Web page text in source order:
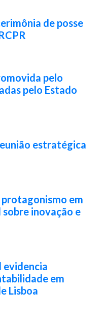
de posse
pelo
pelo Estado
estratégica
em
inovação e
evidencia
em
Lisboa